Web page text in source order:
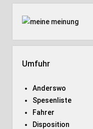
Umfuhr
Anderswo
Spesenliste
Fahrer
Disposition